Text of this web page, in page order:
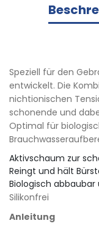
Speziell für den
entwickelt. Die
nichtionischen
schonende und
Optimal für
Aktivschaum zur
Reingt und hält
Biologisch
Silikonfrei
Anleitung